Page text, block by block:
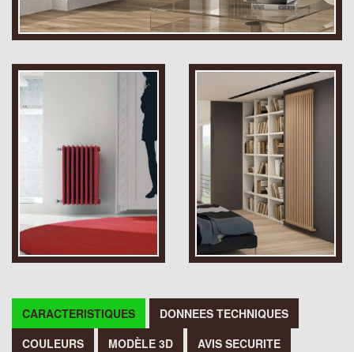
CARACTERISTIQUES
DONNEES TECHNIQUES
COULEURS
MODÈLE 3D AVIS SECURITE